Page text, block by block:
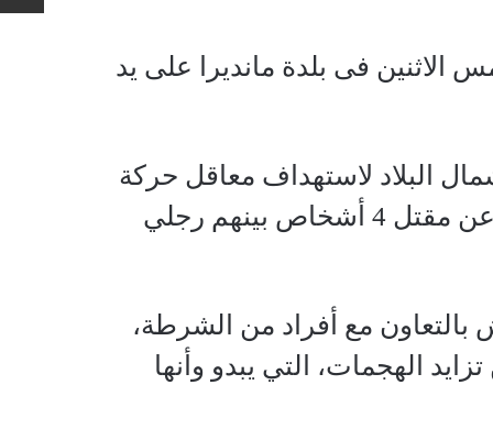
الاثنين فى بلدة مانديرا على يد
البلاد لاستهداف معاقل حركة
الشباب، في أعقاب سلسلة من الهجمات الإرهابية التي أسفرت عن مقتل 4 أشخاص بينهم رجلي
بالتعاون مع أفراد من الشرطة،
الهجمات، التي يبدو وأنها